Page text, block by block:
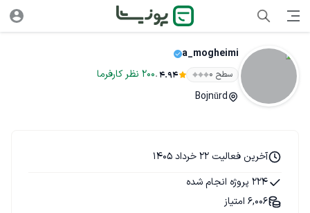
a_mogheimi
سطح ۰ 4.94
.
200 نظر کارفرما
Bojnūrd
آخرین فعالیت 22 خرداد 1405
224 پروژه انجام شده
6,006 امتیاز